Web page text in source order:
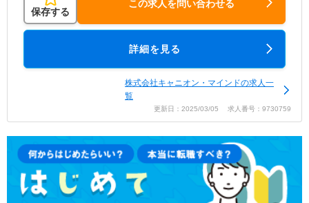
保存する
この求人を問い合わせる
詳細を見る
株式会社キャニオン・マインドの求人一
覧
更新日：2025/03/05 求人番号：9730759